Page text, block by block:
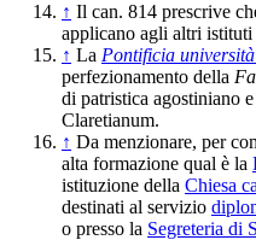
↑ Il can. 814 prescrive
applicano agli altri
↑ La Pontificia
perfezionamento della
di patristica agostiniano
Claretianum.
↑ Da menzionare, per
alta formazione qual è la
istituzione della Chiesa
destinati al servizio
o presso la Segreteria di